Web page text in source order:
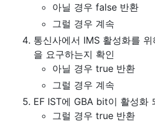
아닐 경우 false 반환
그럴 경우 계속
통신사에서 IMS 활성화를
을 요구하는지 확인
아닐 경우 true 반환
그럴 경우 계속
EF IST에 GBA bit이 활성화
그럴 경우 true 반환